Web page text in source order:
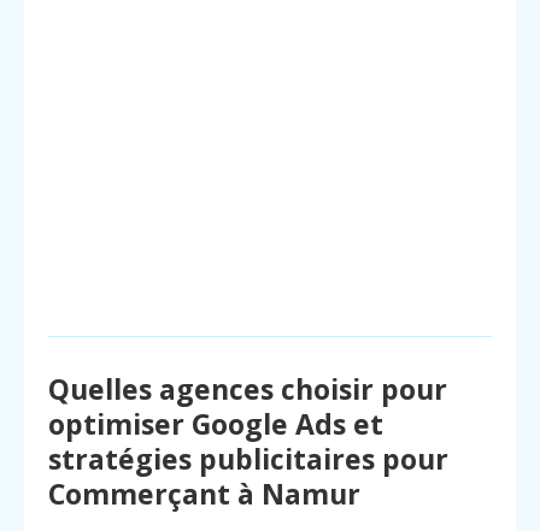
Quelles agences choisir pour
optimiser Google Ads et
stratégies publicitaires pour
Commerçant à Namur